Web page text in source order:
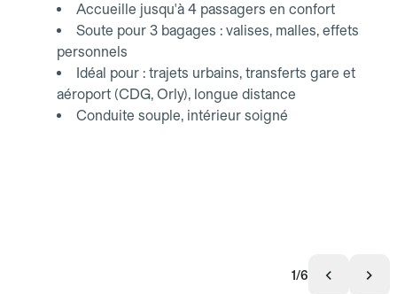
Accueille jusqu'à 4 passagers en confort
Soute pour 3 bagages : valises, malles, effets
personnels
Idéal pour : trajets urbains, transferts gare et
aéroport (CDG, Orly), longue distance
Conduite souple, intérieur soigné
1/6